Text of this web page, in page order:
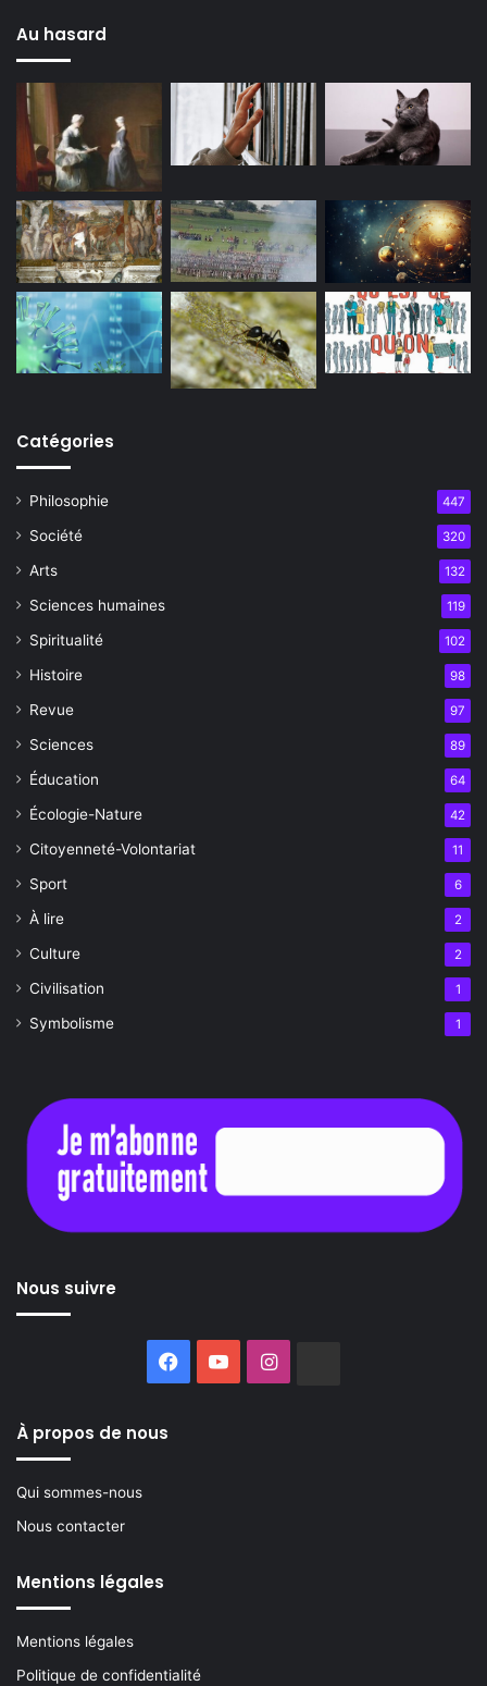
Au hasard
Catégories
Philosophie 447
Société 320
Arts 132
Sciences humaines 119
Spiritualité 102
Histoire 98
Revue 97
Sciences 89
Éducation 64
Écologie-Nature 42
Citoyenneté-Volontariat 11
Sport 6
À lire 2
Culture 2
Civilisation 1
Symbolisme 1
Nous suivre
Facebook
YouTubeInstagram
À propos de nous
Qui sommes-nous
Nous contacter
Mentions légales
Mentions légales
Politique de confidentialité